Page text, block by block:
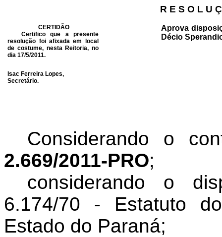
R E S O L U
CERTIDÃO
Certifico que a presente
resolução foi afixada em local
de costume, nesta Reitoria, no
dia 17/5/2011.
Isac Ferreira Lopes,
Secretário.
Aprova
Décio
Considerando o
2.669/2011-PRO;
considerando o
6.174/70 - Estatuto
Estado do Paraná;